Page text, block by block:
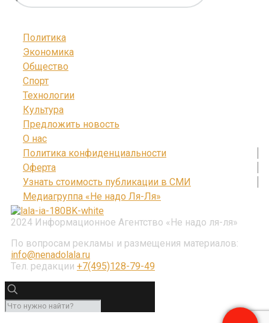
Политика
Экономика
Общество
Спорт
Технологии
Культура
Предложить новость
О нас
2024 Информационное Агентство «Не надо ля-ля»
По вопросам рекламы и размещения материалов:
info@nenadolala.ru
Тел. редакции +7(495)128-79-49
Политика конфиденциальности
Оферта
Узнать стоимость публикации в СМИ
Медиагруппа «Не надо Ля-Ля»